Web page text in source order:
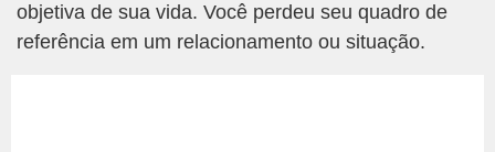
objetiva de sua vida. Você perdeu seu quadro de
referência em um relacionamento ou situação.